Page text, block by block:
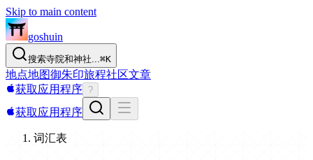
Skip to main content
goshuin
搜索寺院和神社...⌘K
地点地图御朱印旅程社区文章
获取应用程序 ?
获取应用程序
词汇表